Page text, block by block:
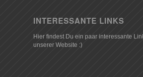
INTERESSANTE LINKS
Hier findest Du ein paar interessante
unserer Website :)